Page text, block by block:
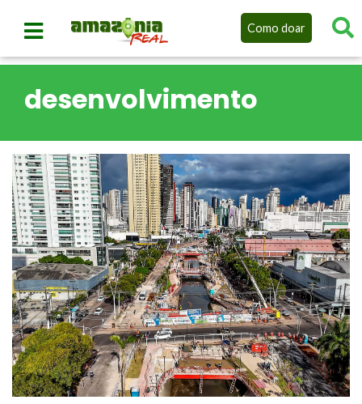
Como doar
desenvolvimento